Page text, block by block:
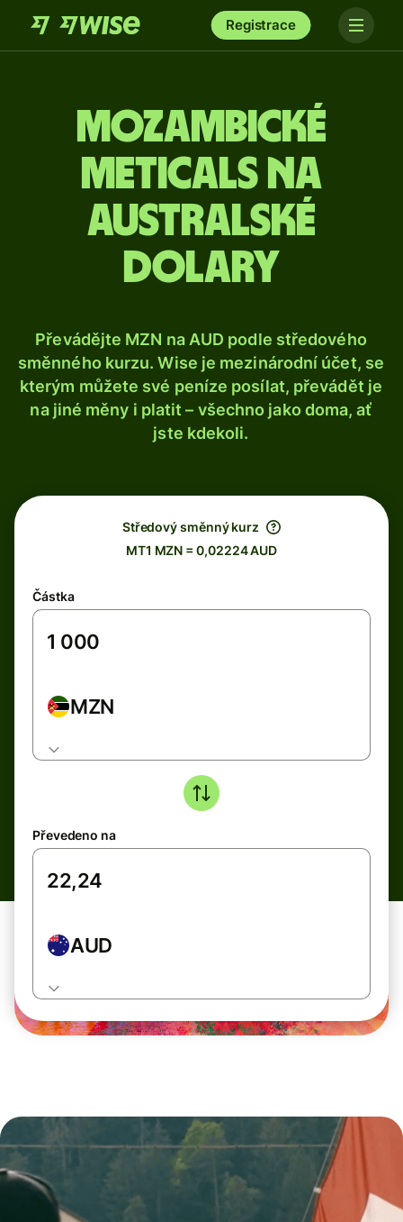
Registrace
Mozambické
meticals na
australské
dolary
Převádějte MZN na AUD podle středového
směnného kurzu. Wise je mezinárodní účet, se
kterým můžete své peníze posílat, převádět je
na jiné měny i platit – všechno jako doma, ať
jste kdekoli.
Středový směnný kurz
MT1 MZN = 0,02224 AUD
Částka
MZN
Převedeno na
AUD